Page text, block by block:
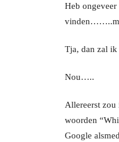
Heb
Tja, dan zal
Nou…..
Allereerst zou
woorden
Google